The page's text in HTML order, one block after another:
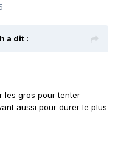
a dit :
les gros pour tenter
aussi pour durer le plus